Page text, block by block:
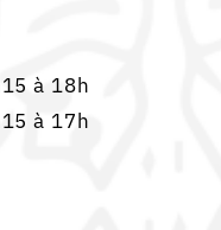
à 18h
à 17h